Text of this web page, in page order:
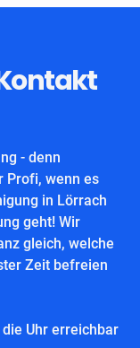
- denn
Profi, wenn es
in Lörrach
geht! Wir
gleich, welche
Zeit befreien
Uhr erreichbar